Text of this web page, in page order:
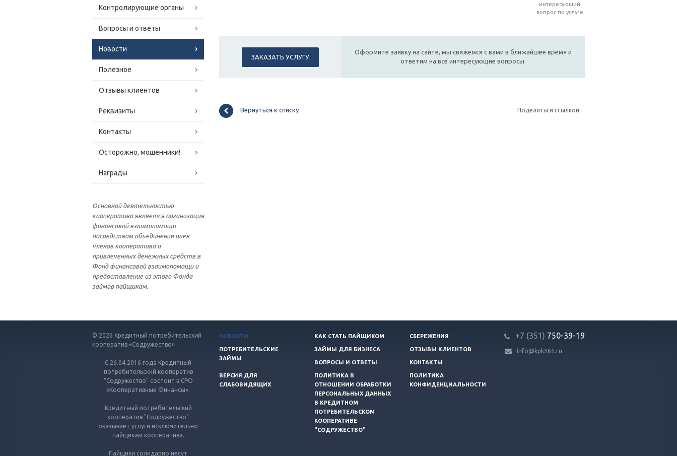
Контролирующие органы
Вопросы и ответы
Новости
Полезное
Отзывы клиентов
Реквизиты
Контакты
Осторожно, мошенники!
Награды
Основной деятельностью
кооператива является организация
финансовой взаимопомощи
посредством объединения паев
членов кооператива и
привлеченных денежных средств в
Фонд финансовой взаимопомощи и
предоставление из этого Фонда
займов пайщикам.
интересующий
вопрос по услуге
ЗАКАЗАТЬ УСЛУГУ
Оформите заявку на сайте, мы свяжемся с вами в ближайшее время и
ответим на все интересующие вопросы.
Поделиться ссылкой:
Вернуться к списку
© 2026 Кредитный потребительский
кооператив «Содружество»
С 26.04.2016 года Кредитный
потребительский кооператив
"Содружество" состоит в СРО
«Кооперативные Финансы».
Кредитный потребительский
кооператив "Содружество"
оказывает услуги исключительно
пайщикам кооператива.
Пайщики солидарно несут
НОВОСТИ КАК СТАТЬ ПАЙЩИКОМ СБЕРЕЖЕНИЯ
ПОТРЕБИТЕЛЬСКИЕ
ЗАЙМЫ
ЗАЙМЫ ДЛЯ БИЗНЕСА ОТЗЫВЫ КЛИЕНТОВ
ВОПРОСЫ И ОТВЕТЫ КОНТАКТЫ
ВЕРСИЯ ДЛЯ
СЛАБОВИДЯЩИХ
ПОЛИТИКА В
ОТНОШЕНИИ ОБРАБОТКИ
ПЕРСОНАЛЬНЫХ ДАННЫХ
В КРЕДИТНОМ
ПОТРЕБИТЕЛЬСКОМ
КООПЕРАТИВЕ
"СОДРУЖЕСТВО"
ПОЛИТИКА
КОНФИДЕНЦИАЛЬНОСТИ
+7 (351) 750-39-19
info@kpk365.ru